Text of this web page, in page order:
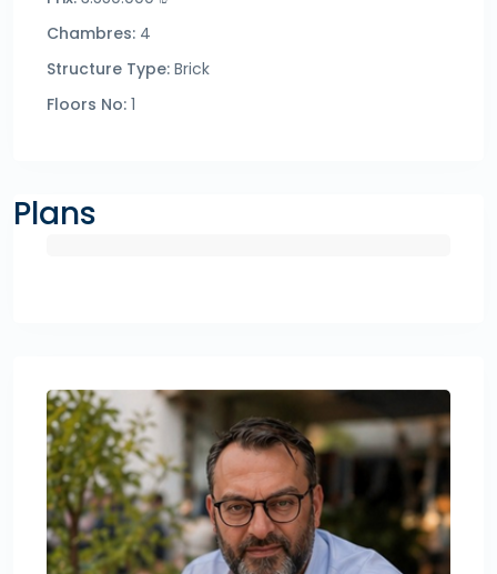
Chambres: 4
Structure Type: Brick
Floors No: 1
Plans